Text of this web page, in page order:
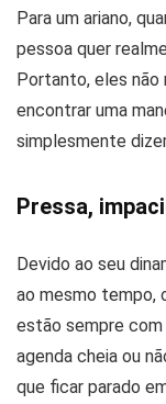
Para um ariano,
pessoa quer
Portanto, eles
encontrar uma
simplesmente
Pressa,
Devido ao seu
ao mesmo tempo,
estão sempre com
agenda cheia ou
que ficar parado